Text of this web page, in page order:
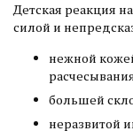
Детская реакция
силой и
нежной
большей
неразвитой